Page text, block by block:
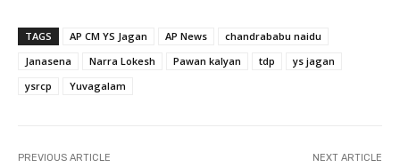
TAGS AP CM YS Jagan AP News
chandrababu naidu
Janasena
Narra Lokesh Pawan kalyan tdp
ys jagan
ysrcp
Yuvagalam
PREVIOUS ARTICLE NEXT ARTICLE